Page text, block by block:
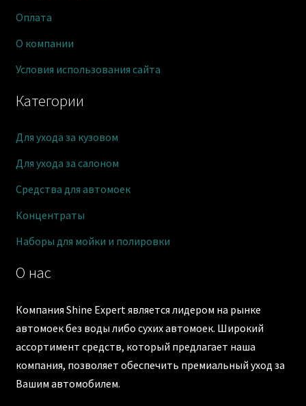
О нас
Компания Shine Expert является лидером на рынке
автомоек без воды либо сухих автомоек. Широкий
ассортимент средств, который предлагает наша
компания, позволяет обеспечить премиальный уход за
Вашим автомобилем.
Категории
Для ухода за кузовом
Для ухода за салоном
Средства для автомоек
Концентраты
Наборы для мойки и полировки
Оплата
О компании
Условия использования сайта